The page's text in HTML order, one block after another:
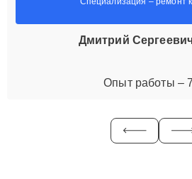
Дмитрий
Опыт работы –